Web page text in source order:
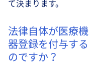
て決まります。
法律自体が医療機
器登録を付与する
のですか？